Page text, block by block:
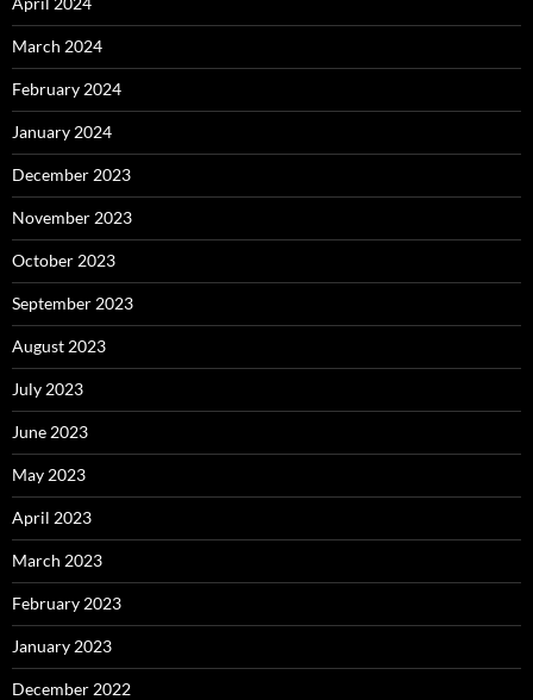
March 2024
February 2024
January 2024
December 2023
November 2023
October 2023
September 2023
August 2023
July 2023
June 2023
May 2023
April 2023
March 2023
February 2023
January 2023
December 2022